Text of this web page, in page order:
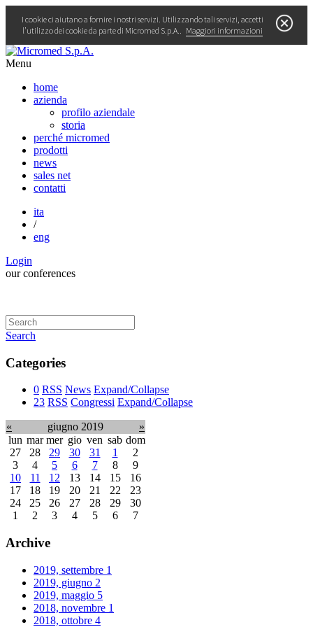
I cookie ci aiutano a fornire i nostri servizi. Utilizzando tali servizi, accetti
l’utilizzo dei cookie da parte di Micromed S.p.A.. Maggiori informazioni
Menu
home
azienda
profilo aziendale
storia
perché micromed
prodotti
news
sales net
contatti
ita
/
eng
Login
our conferences
Search
Categories
0 RSS News Expand/Collapse
23 RSS Congressi Expand/Collapse
« giugno 2019
»
lun mar mer gio ven sab dom
27
28 29 30 31 1
2
3
4 5 6 7 8
9
10
11 12 13 14 15
16
17
18 19 20 21 22
23
24
25 26 27 28 29
30
1
2 3 4 5 6 7
Archive
2019, settembre 1
2019, giugno 2
2019, maggio 5
2018, novembre 1
2018, ottobre 4